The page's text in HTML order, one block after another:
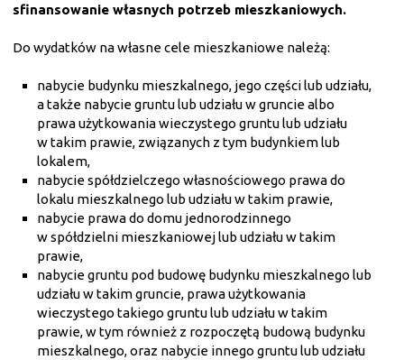
sfinansowanie własnych potrzeb mieszkaniowych.
Do wydatków na własne cele mieszkaniowe należą:
nabycie budynku mieszkalnego, jego części lub udziału,
a także nabycie gruntu lub udziału w gruncie albo
prawa użytkowania wieczystego gruntu lub udziału
w takim prawie, związanych z tym budynkiem lub
lokalem,
nabycie spółdzielczego własnościowego prawa do
lokalu mieszkalnego lub udziału w takim prawie,
nabycie prawa do domu jednorodzinnego
w spółdzielni mieszkaniowej lub udziału w takim
prawie,
nabycie gruntu pod budowę budynku mieszkalnego lub
udziału w takim gruncie, prawa użytkowania
wieczystego takiego gruntu lub udziału w takim
prawie, w tym również z rozpoczętą budową budynku
mieszkalnego, oraz nabycie innego gruntu lub udziału